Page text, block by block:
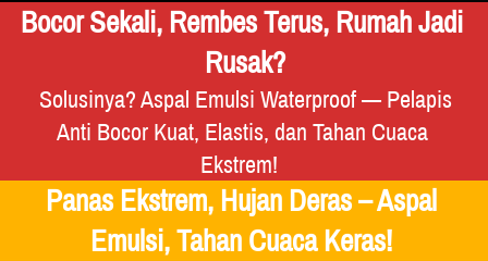
Bocor Sekali, Rembes Terus, Rumah Jadi
Rusak?
Anti Bocor Kuat, Elastis, dan Tahan Cuaca
Ekstrem!
Panas Ekstrem, Hujan Deras – Aspal
Emulsi, Tahan Cuaca Keras!